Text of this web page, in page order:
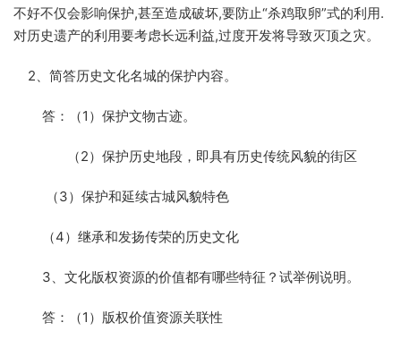
不好不仅会影响保护,甚至造成破坏,要防止“杀鸡取卵”式的利用.
对历史遗产的利用要考虑长远利益,过度开发将导致灭顶之灾。
2、简答历史文化名城的保护内容。
答：（1）保护文物古迹。
（2）保护历史地段，即具有历史传统风貌的街区
（3）保护和延续古城风貌特色
（4）继承和发扬传荣的历史文化
3、文化版权资源的价值都有哪些特征？试举例说明。
答：（1）版权价值资源关联性